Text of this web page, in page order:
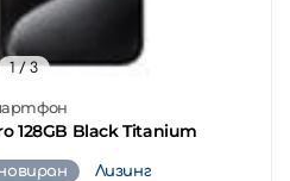
128GB Black Titanium
1/ 3
Лизинг